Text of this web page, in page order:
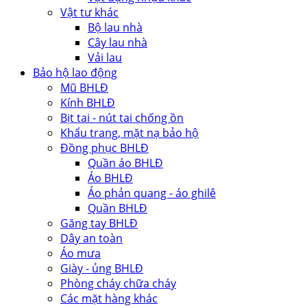
Vật tư khác
Bộ lau nhà
Cây lau nhà
Vải lau
Bảo hộ lao động
Mũ BHLĐ
Kính BHLĐ
Bịt tai - nút tai chống ồn
Khẩu trang, mặt nạ bảo hộ
Đồng phục BHLĐ
Quần áo BHLĐ
Áo BHLĐ
Áo phản quang - áo ghilê
Quần BHLĐ
Găng tay BHLĐ
Dây an toàn
Áo mưa
Giày - ủng BHLĐ
Phòng cháy chữa cháy
Các mặt hàng khác